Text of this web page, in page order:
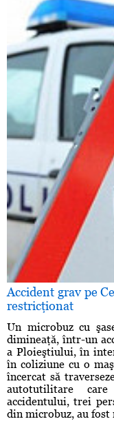
Accident grav pe
restricţionat
Un microbuz cu
dimineaţă, într-un
a Ploieştiului, în
în coliziune cu o
încercat să
autotutilitare
accidentului, trei
din microbuz, au fost